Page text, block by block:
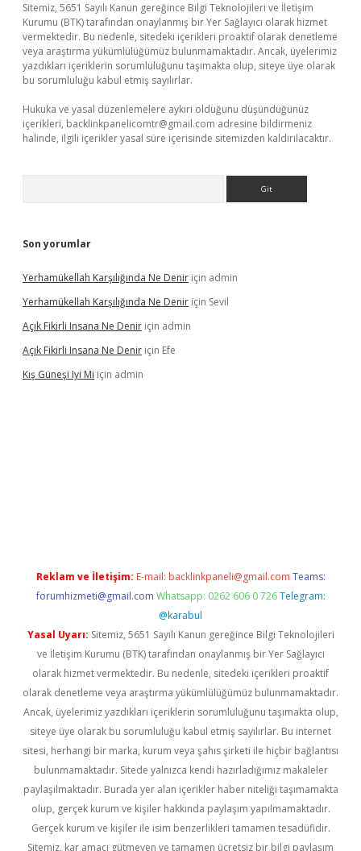
Sitemiz, 5651 Sayılı Kanun gereğince Bilgi Teknolojileri ve İletişim
Kurumu (BTK) tarafından onaylanmış bir Yer Sağlayıcı olarak hizmet
vermektedir. Bu nedenle, sitedeki içerikleri proaktif olarak denetleme
veya araştırma yükümlülüğümüz bulunmamaktadır. Ancak, üyelerimiz
yazdıkları içeriklerin sorumluluğunu taşımakta olup, siteye üye olarak
bu sorumluluğu kabul etmiş sayılırlar.
Hukuka ve yasal düzenlemelere aykırı olduğunu düşündüğünüz
içerikleri, backlinkpanelicomtr@gmail.com adresine bildirmeniz
halinde, ilgili içerikler yasal süre içerisinde sitemizden kaldırılacaktır.
Son yorumlar
Yerhamükellah Karşılığında Ne Denir için admin
Yerhamükellah Karşılığında Ne Denir için Sevil
Açık Fikirli Insana Ne Denir için admin
Açık Fikirli Insana Ne Denir için Efe
Kış Güneşi Iyi Mi için admin
Reklam ve İletişim: E-mail: backlinkpaneli@gmail.com Teams:
forumhizmeti@gmail.com Whatsapp: 0262 606 0 726 Telegram:
@karabul
Yasal Uyarı: Sitemiz, 5651 Sayılı Kanun gereğince Bilgi Teknolojileri
ve İletişim Kurumu (BTK) tarafından onaylanmış bir Yer Sağlayıcı
olarak hizmet vermektedir. Bu nedenle, sitedeki içerikleri proaktif
olarak denetleme veya araştırma yükümlülüğümüz bulunmamaktadır.
Ancak, üyelerimiz yazdıkları içeriklerin sorumluluğunu taşımakta olup,
siteye üye olarak bu sorumluluğu kabul etmiş sayılırlar. Bu internet
sitesi, herhangi bir marka, kurum veya şahıs şirketi ile hiçbir bağlantısı
bulunmamaktadır. Sitede yalnızca kendi hazırladığımız makaleler
paylaşılmaktadır. Burada yer alan içerikler haber niteliği taşımamakta
olup, gerçek kurum ve kişiler hakkında paylaşım yapılmamaktadır.
Gerçek kurum ve kişiler ile isim benzerlikleri tamamen tesadüfidir.
Sitemiz, kar amacı gütmeyen ve tamamen ücretsiz bir bilgi paylaşım